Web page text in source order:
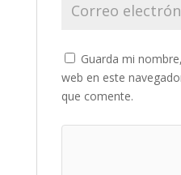
Guarda mi
web en este
que comente.